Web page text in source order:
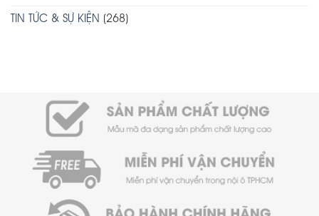
TIN TỨC & SỰ KIỆN (268)